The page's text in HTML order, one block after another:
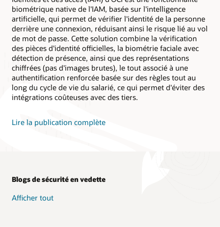
biométrique native de l'IAM, basée sur l'intelligence
artificielle, qui permet de vérifier l'identité de la personne
derrière une connexion, réduisant ainsi le risque lié au vol
de mot de passe. Cette solution combine la vérification
des pièces d'identité officielles, la biométrie faciale avec
détection de présence, ainsi que des représentations
chiffrées (pas d'images brutes), le tout associé à une
authentification renforcée basée sur des règles tout au
long du cycle de vie du salarié, ce qui permet d'éviter des
intégrations coûteuses avec des tiers.
Lire la publication complète
Blogs de sécurité en vedette
Afficher tout